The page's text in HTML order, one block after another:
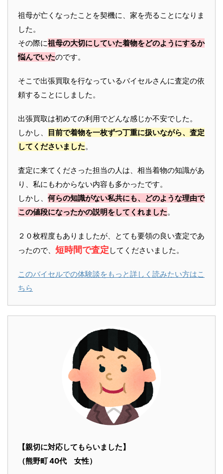
祖母が亡くなったことを契機に、家を売ることになりま
した。
その際に祖母の大切にしていた着物をどのようにするか
悩んでいたのです。
そこで出張買取を行なっているバイセルさんに査定の依
頼することにしました。
出張買取は初めての利用でどんな感じか不安でした。
しかし、
目前で着物を一枚ずつ丁重に扱いながら、査定
してくださいました。
査定に来てくださった担当の人は、相当着物の知識があ
り、私にもわからない内容も多かったです。
しかし、 何らの知識がない私共にも、どのような理由で
この値段になったかの説明をしてくれました。
２０枚程度もありましたが、とても要領の良い査定であ
ったので、 短時間で査定 してくださいました。
このバイセルでの体験談をもっと詳しく読みたい方はこ
ちら
【親切に対応してもらいました】
（熊野町 40代 女性）